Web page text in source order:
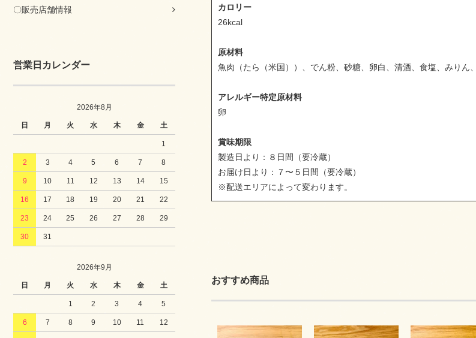
〇販売店舗情報
営業日カレンダー
2026年8月
日 月 火 水 木 金 土
1
2 3 4 5 6 7 8
9 10 11 12 13 14 15
16 17 18 19 20 21 22
23 24 25 26 27 28 29
30 31
2026年9月
日 月 火 水 木 金 土
1 2 3 4 5
6 7 8 9 10 11 12
カロリー
26kcal
原材料
魚肉（たら（米国））、でん粉、砂糖、卵白、清酒、食塩、みり
アレルギー特定原材料
卵
賞味期限
製造日より：８日間（要冷蔵）
お届け日より：７〜５日間（要冷蔵）
※配送エリアによって変わります。
おすすめ商品